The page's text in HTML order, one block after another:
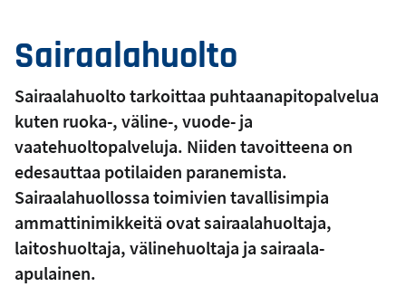
Sairaalahuolto
Sairaalahuolto tarkoittaa puhtaanapitopalvelua
kuten ruoka-, väline-, vuode- ja
vaatehuoltopalveluja. Niiden tavoitteena on
edesauttaa potilaiden paranemista.
Sairaalahuollossa toimivien tavallisimpia
ammattinimikkeitä ovat sairaalahuoltaja,
laitoshuoltaja, välinehuoltaja ja sairaala-
apulainen.